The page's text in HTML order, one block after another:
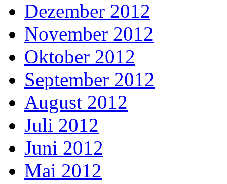
Dezember 2012
November 2012
Oktober 2012
September 2012
August 2012
Juli 2012
Juni 2012
Mai 2012